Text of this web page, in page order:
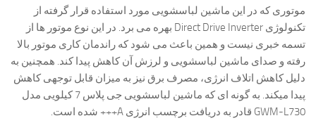
موتوری که در این ماشین لباسشویی مورد استفاده قرار گرفته از
تکنولوژی Direct Drive Inverter بهره می برد. در این نوع موتور ها از
تسمه خبری نیست و همین باعث می شود که راندمان کاری موتور بالا
رفته و صدای ماشین لباسشویی و لرزش آن کاهش پیدا کند. همچنین به
دلیل کاهش اتلاف انرژی، مصرف برق نیز به میزان قابل توجهی کاهش
پیدا میکند. به گونه ای که ماشین لباسشویی جی پلاس 7 کیلویی مدل
GWM-L730 قادر به دریافت برچسب انرژی A+++ شده است.